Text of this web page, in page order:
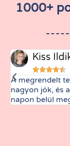
1000+
Kiss

A megrendelt
nagyon jók, és
napon belül